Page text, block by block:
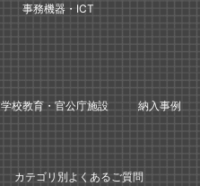
事務機器・ICT
学校教育・官公庁施設 納入事例
カテゴリ別よくあるご質問